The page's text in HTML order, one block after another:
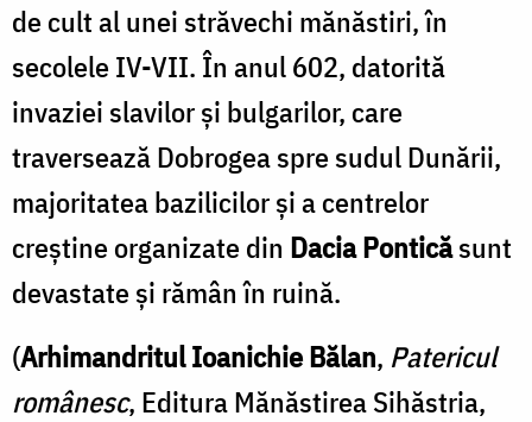
de cult al unei străvechi mănăstiri, în
secolele IV-VII. În anul 602, datorită
invaziei slavilor şi bulgarilor, care
traversează Dobrogea spre sudul Dunării,
majoritatea bazilicilor şi a centrelor
creştine organizate din Dacia Ponticăsunt
devastate şi rămân în ruină.
(Arhimandritul Ioanichie Bălan, Patericul
românesc, Editura Mănăstirea Sihăstria,